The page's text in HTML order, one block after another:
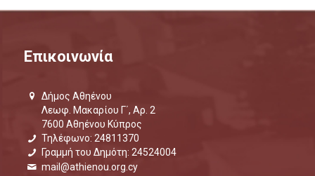
Επικοινωνία
Δήμος Αθηένου
Λεωφ. Μακαρίου Γ΄, Αρ. 2
7600 Αθηένου Κύπρος
Τηλέφωνο: 24811370
Γραμμή του Δημότη: 24524004
mail@athienou.org.cy